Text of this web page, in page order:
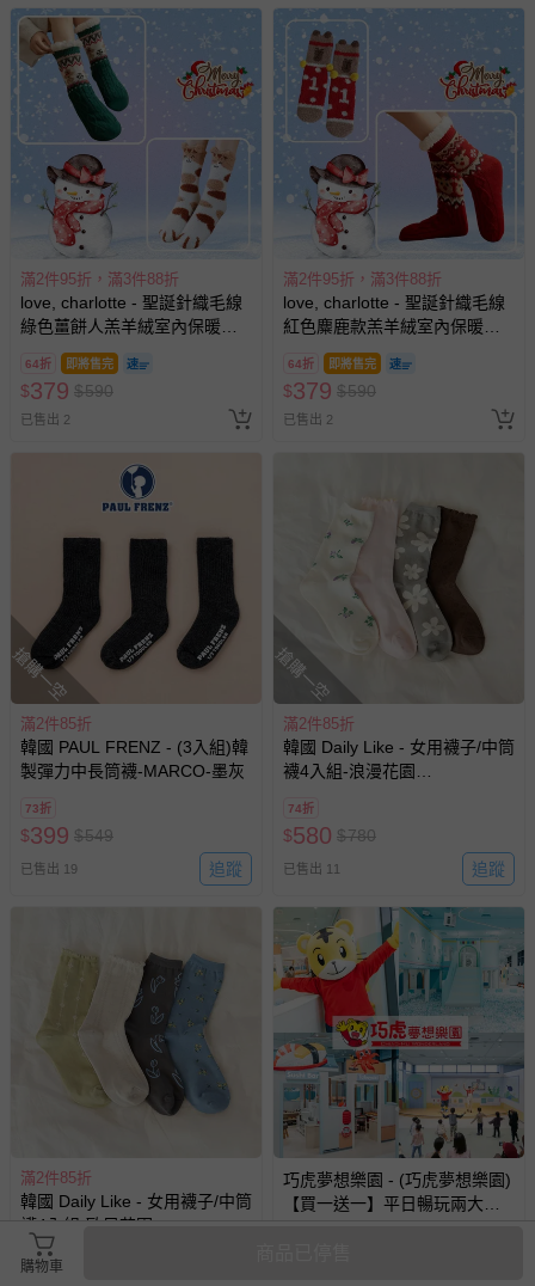
滿2件95折，滿3件88折
love, charlotte - 聖誕針織毛線
綠色薑餅人羔羊絨室內保暖止
滑襪-獨家贈花貓珊瑚絨保暖襪
(均碼 (腳長 22cm~25cm))-2件
一組
64折 即將售完
$379 $590
已售出 2
滿2件95折，滿3件88折
love, charlotte - 聖誕針織毛線
紅色麋鹿款羔羊絨室內保暖止
滑襪-獨家贈卡比巴拉珊瑚絨保
暖襪 (均碼 (腳長
22cm~25cm))-2件一組
64折 即將售完
$379 $590
已售出 2
搶購一空
滿2件85折
韓國 PAUL FRENZ - (3入組)韓
製彈力中長筒襪-MARCO-墨灰
73折
$399 $549
已售出 19 追蹤
搶購一空
滿2件85折
韓國 Daily Like - 女用襪子/中筒
襪4入組-浪漫花園
74折
$580 $780
已售出 11 追蹤
滿2件85折
韓國 Daily Like - 女用襪子/中筒
襪4入組-歐風花園
(220~250mm)
74折
巧虎夢想樂園 - (巧虎夢想樂園)
【買一送一】平日暢玩兩大一
購物車